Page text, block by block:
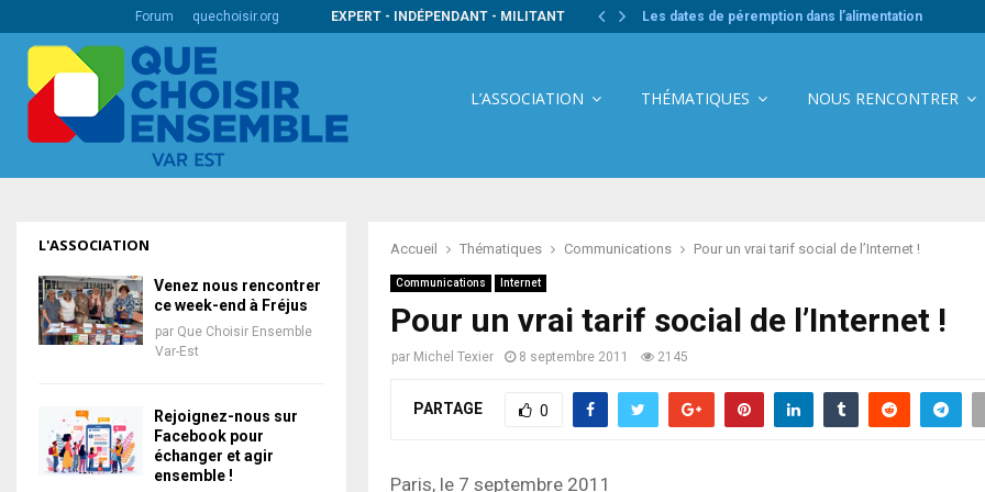
Forum quechoisir.org EXPERT - INDÉPENDANT - MILITANT
barres internationaux Les dates de péremption dans l’alimentation
L’ASSOCIATION THÉMATIQUES NOUS RENCONTRER
Accueil Thématiques Communications Pour un vrai tarif social de l’Internet !
Communications Internet
Pour un vrai tarif social de l’Internet !
par Michel Texier 8 septembre 2011 2145
PARTAGE 0
Paris, le 7 septembre 2011
L'ASSOCIATION
Venez nous rencontrer
ce week-end à Fréjus
par Que Choisir Ensemble
Var-Est
Rejoignez-nous sur
Facebook pour
échanger et agir
ensemble !